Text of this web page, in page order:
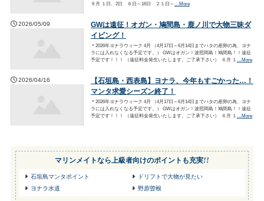
９月 １日、2日 ６日～16日 ２１日～
…More
2026/05/09
GWは遠征！オガン・鳩間島・鹿ノ川で大物三昧ダ
イビング！
＊2026年ヨナラウィーク 4月 （4月17日～6月14日までハタの産卵の為、ヨナ
ラには入れなくなる予定です。） GWはオガン！波照間島！鳩間島！！遠征
予定です！！！ （遠征料金発生いたします、ご了承下さい） ６月 １
…More
2026/04/16
【石垣島・西表島】ヨナラ、今年もすごかった…！
マンタ求愛シーズン終了！
＊2026年ヨナラウィーク 4月 （4月17日～6月14日までハタの産卵の為、ヨナ
ラには入れなくなる予定です。） GWはオガン！波照間島！鳩間島！！遠征
予定です！！！ （遠征料金発生いたします、ご了承下さい） ６月 １
…More
マリンメイトなら 上級者向けのポイントも充実!!
石垣島マンタポイント
ドリフトで大物が見たい
ヨナラ水道
野原曽根